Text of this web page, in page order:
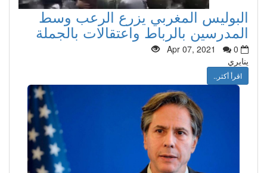
البوليس المغربي يزرع الرعب وسط
المدرسين بالرباط واعتقالات بالجملة
Apr 07, 2021
0
ينايري
اقرأ أكثر..